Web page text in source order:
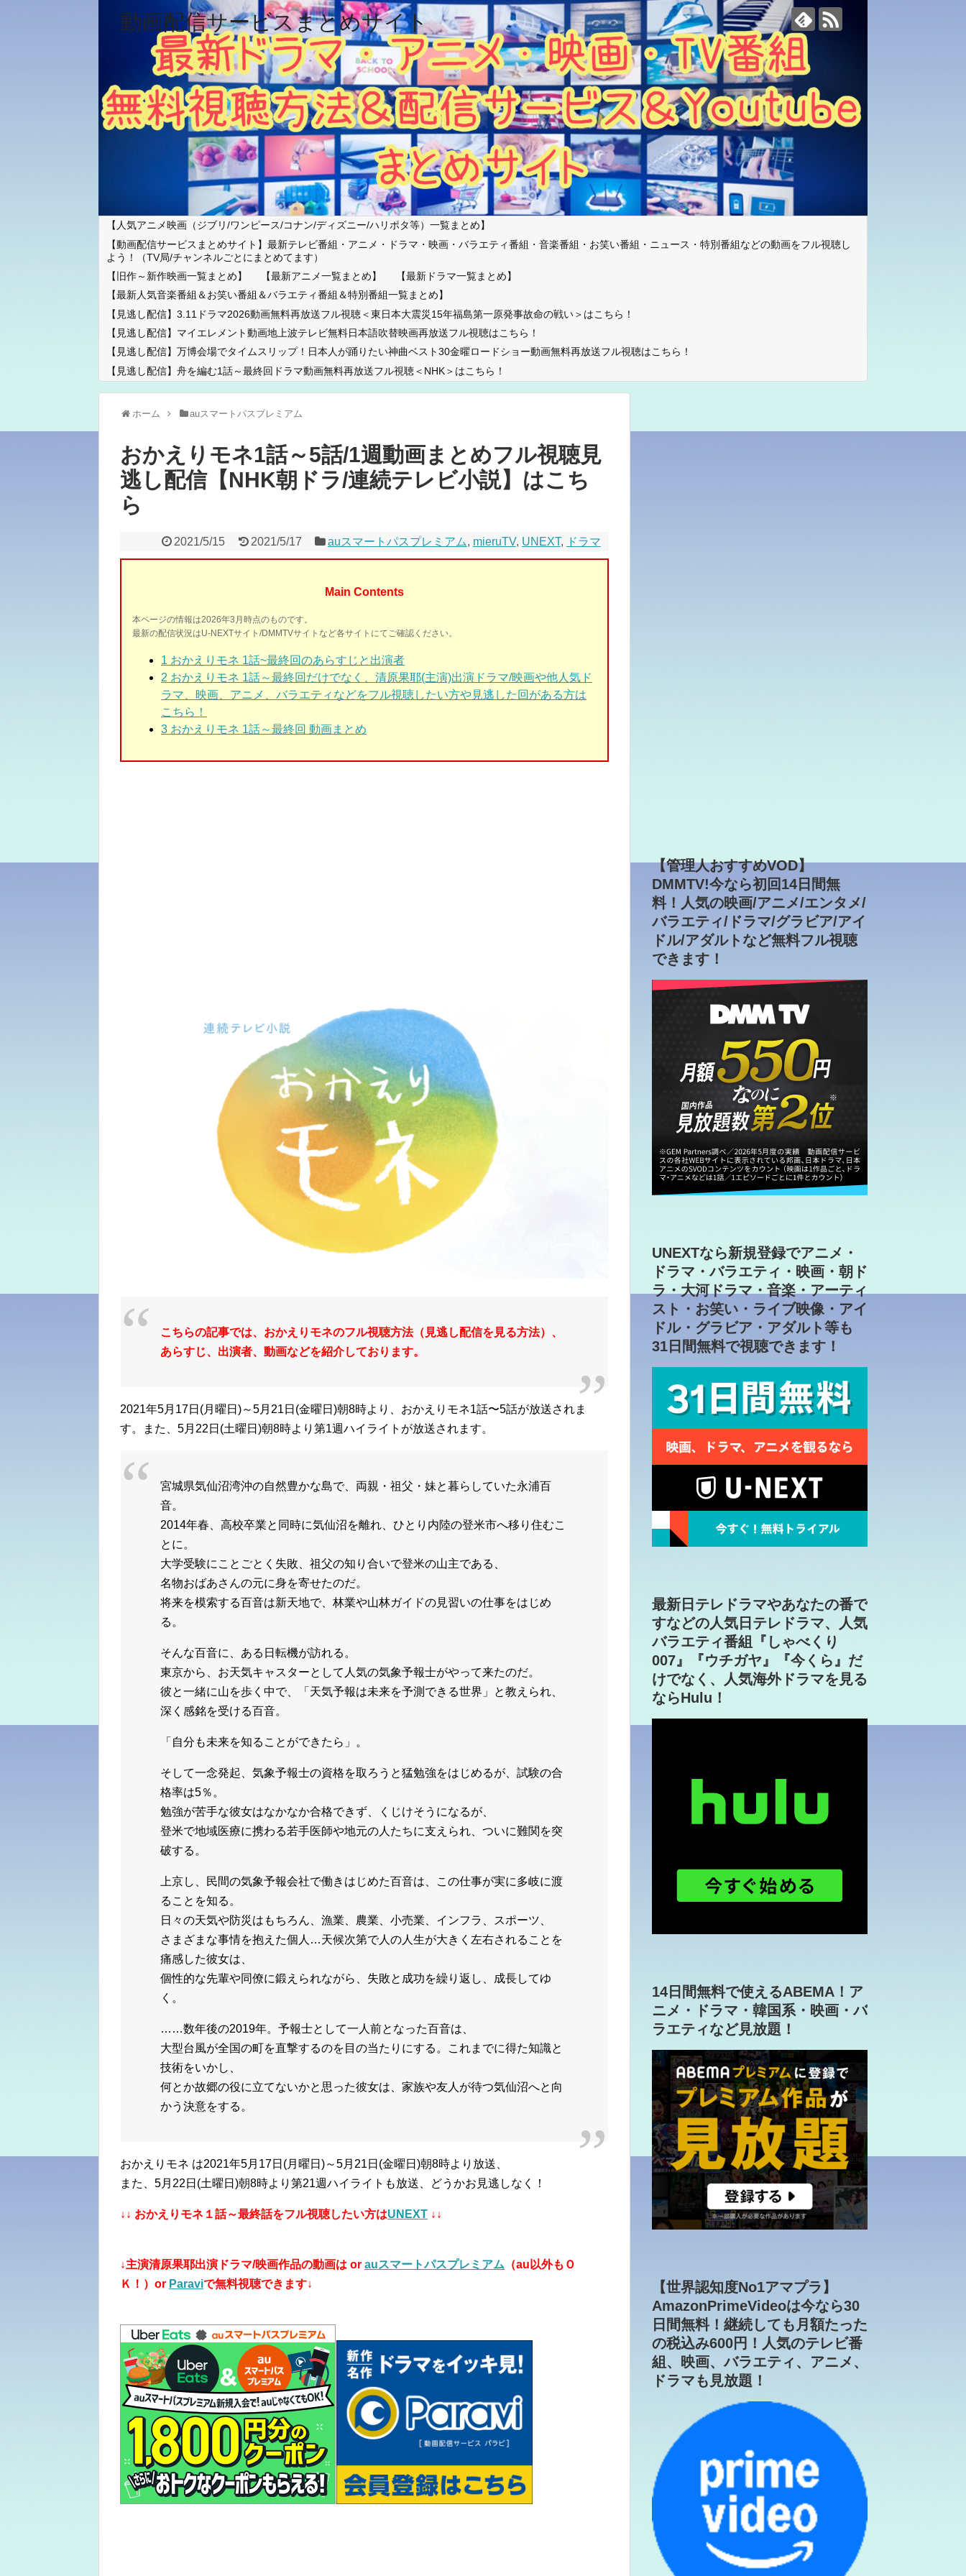
動画配信サービスまとめサイト
【人気アニメ映画（ジブリ/ワンピース/コナン/ディズニー/ハリポタ等）一覧まとめ】
【動画配信サービスまとめサイト】最新テレビ番組・アニメ・ドラマ・映画・バラエティ番組・音楽番組・お笑い番組・ニュース・特別番組などの動画をフル視聴し
よう！（TV局/チャンネルごとにまとめてます）
【旧作～新作映画一覧まとめ】
【最新アニメ一覧まとめ】
【最新ドラマ一覧まとめ】
【最新人気音楽番組＆お笑い番組＆バラエティ番組＆特別番組一覧まとめ】
【見逃し配信】3.11ドラマ2026動画無料再放送フル視聴＜東日本大震災15年福島第一原発事故命の戦い＞はこちら！
【見逃し配信】マイエレメント動画地上波テレビ無料日本語吹替映画再放送フル視聴はこちら！
【見逃し配信】万博会場でタイムスリップ！日本人が踊りたい神曲ベスト30金曜ロードショー動画無料再放送フル視聴はこちら！
【見逃し配信】舟を編む1話～最終回ドラマ動画無料再放送フル視聴＜NHK＞はこちら！
ホーム auスマートパスプレミアム
おかえりモネ1話～5話/1週動画まとめフル視聴見
逃し配信【NHK朝ドラ/連続テレビ小説】はこち
ら
2021/5/15 2021/5/17 auスマートパスプレミアム, mieruTV, UNEXT, ドラマ
Main Contents
本ページの情報は2026年3月時点のものです。
最新の配信状況はU-NEXTサイト/DMMTVサイトなど各サイトにてご確認ください。
1 おかえりモネ 1話~最終回のあらすじと出演者
2 おかえりモネ 1話～最終回 だけでなく、清原果耶(主演)出演ドラマ/映画や他人気ド
ラマ、映画、アニメ、バラエティなどをフル視聴したい方や見逃した回がある方は
こちら！
3 おかえりモネ 1話～最終回 動画まとめ
こちらの記事では、おかえりモネのフル視聴方法（見逃し配信を見る方法）、
あらすじ、出演者、動画などを紹介しております。
2021年5月17日(月曜日)～5月21日(金曜日)朝8時より、おかえりモネ1話〜5話が放送されま
す。また、5月22日(土曜日)朝8時より第1週ハイライトが放送されます。
宮城県気仙沼湾沖の自然豊かな島で、両親・祖父・妹と暮らしていた永浦百
音。
2014年春、高校卒業と同時に気仙沼を離れ、ひとり内陸の登米市へ移り住むこ
とに。
大学受験にことごとく失敗、祖父の知り合いで登米の山主である、
名物おばあさんの元に身を寄せたのだ。
将来を模索する百音は新天地で、林業や山林ガイドの見習いの仕事をはじめ
る。
そんな百音に、ある日転機が訪れる。
東京から、お天気キャスターとして人気の気象予報士がやって来たのだ。
彼と一緒に山を歩く中で、「天気予報は未来を予測できる世界」と教えられ、
深く感銘を受ける百音。
「自分も未来を知ることができたら」。
そして一念発起、気象予報士の資格を取ろうと猛勉強をはじめるが、試験の合
格率は5％。
勉強が苦手な彼女はなかなか合格できず、くじけそうになるが、
登米で地域医療に携わる若手医師や地元の人たちに支えられ、ついに難関を突
破する。
上京し、民間の気象予報会社で働きはじめた百音は、この仕事が実に多岐に渡
ることを知る。
日々の天気や防災はもちろん、漁業、農業、小売業、インフラ、スポーツ、
さまざまな事情を抱えた個人…天候次第で人の人生が大きく左右されることを
痛感した彼女は、
個性的な先輩や同僚に鍛えられながら、失敗と成功を繰り返し、成長してゆ
く。
……数年後の2019年。予報士として一人前となった百音は、
大型台風が全国の町を直撃するのを目の当たりにする。これまでに得た知識と
技術をいかし、
何とか故郷の役に立てないかと思った彼女は、家族や友人が待つ気仙沼へと向
かう決意をする。
おかえりモネ は2021年5月17日(月曜日)～5月21日(金曜日)朝8時より放送、
また、5月22日(土曜日)朝8時より第21週ハイライトも放送、どうかお見逃しなく！
↓↓ おかえりモネ１話～最終話をフル視聴したい方はUNEXT ↓↓
↓主演清原果耶出演ドラマ/映画作品の動画は or auスマートパスプレミアム （au以外もＯ
Ｋ！）or Paraviで無料視聴できます↓
【管理人おすすめVOD】
DMMTV!今なら初回14日間無
料！人気の映画/アニメ/エンタメ/
バラエティ/ドラマ/グラビア/アイ
ドル/アダルトなど無料フル視聴
できます！
UNEXTなら新規登録でアニメ・
ドラマ・バラエティ・映画・朝ド
ラ・大河ドラマ・音楽・アーティ
スト・お笑い・ライブ映像・アイ
ドル・グラビア・アダルト等も
31日間無料で視聴できます！
最新日テレドラマやあなたの番で
すなどの人気日テレドラマ、人気
バラエティ番組『しゃべくり
007』『ウチガヤ』『今くら』だ
けでなく、人気海外ドラマを見る
ならHulu！
14日間無料で使えるABEMA！ア
ニメ・ドラマ・韓国系・映画・バ
ラエティなど見放題！
【世界認知度No1アマプラ】
AmazonPrimeVideoは今なら30
日間無料！継続しても月額たった
の税込み600円！人気のテレビ番
組、映画、バラエティ、アニメ、
ドラマも見放題！